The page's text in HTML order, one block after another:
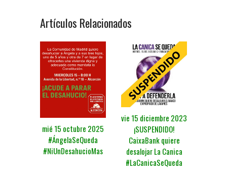
Artículos Relacionados
mié 15 octubre 2025
#ÁngelaSeQueda
#NiUnDesahucioMas
vie 15 diciembre 2023
¡SUSPENDIDO!
CaixaBank quiere
desalojar La Canica
#LaCanicaSeQueda